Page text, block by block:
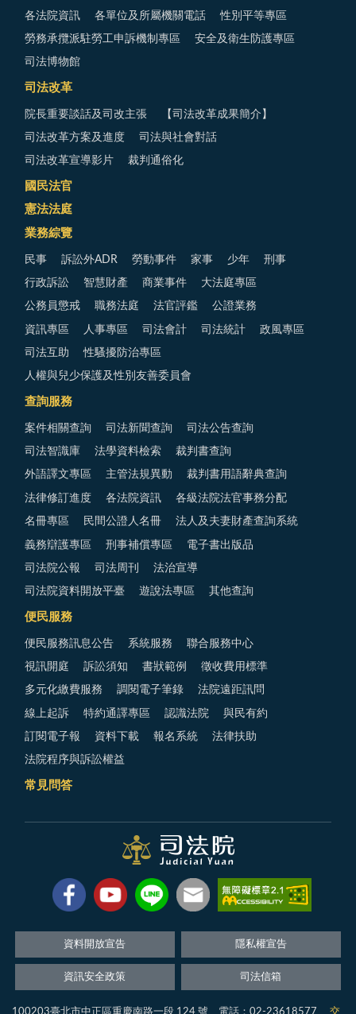
各法院資訊 各單位及所屬機關電話 性別平等專區
勞務承攬派駐勞工申訴機制專區 安全及衛生防護專區
司法博物館
司法改革
院長重要談話及司改主張 【司法改革成果簡介】
司法改革方案及進度 司法與社會對話
司法改革宣導影片 裁判通俗化
國民法官
憲法法庭
業務綜覽
民事 訴訟外ADR 勞動事件 家事 少年 刑事
行政訴訟 智慧財產 商業事件 大法庭專區
公務員懲戒 職務法庭 法官評鑑 公證業務
資訊專區 人事專區 司法會計 司法統計 政風專區
司法互助 性騷擾防治專區
人權與兒少保護及性別友善委員會
查詢服務
案件相關查詢 司法新聞查詢 司法公告查詢
司法智識庫 法學資料檢索 裁判書查詢
外語譯文專區 主管法規異動 裁判書用語辭典查詢
法律修訂進度 各法院資訊 各級法院法官事務分配
名冊專區 民間公證人名冊 法人及夫妻財產查詢系統
義務辯護專區 刑事補償專區 電子書出版品
司法院公報 司法周刊 法治宣導
司法院資料開放平臺 遊說法專區 其他查詢
便民服務
便民服務訊息公告 系統服務 聯合服務中心
視訊開庭 訴訟須知 書狀範例 徵收費用標準
多元化繳費服務 調閱電子筆錄 法院遠距訊問
線上起訴 特約通譯專區 認識法院 與民有約
訂閱電子報 資料下載 報名系統 法律扶助
法院程序與訴訟權益
常見問答
資料開放宣告 隱私權宣告
資訊安全政策 司法信箱